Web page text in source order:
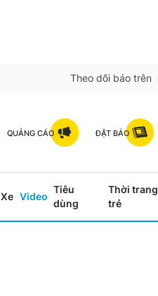
Theo dõi báo trên
QUẢNG CÁO ĐẶT BÁO
Xe Video
Tiêu
dùng
Thời trang
trẻ